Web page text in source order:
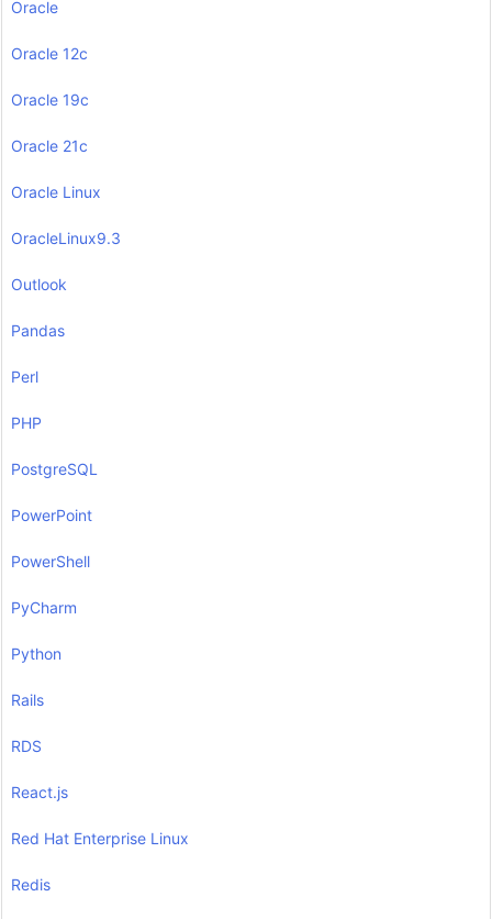
Oracle
Oracle 12c
Oracle 19c
Oracle 21c
Oracle Linux
OracleLinux9.3
Outlook
Pandas
Perl
PHP
PostgreSQL
PowerPoint
PowerShell
PyCharm
Python
Rails
RDS
React.js
Red Hat Enterprise Linux
Redis